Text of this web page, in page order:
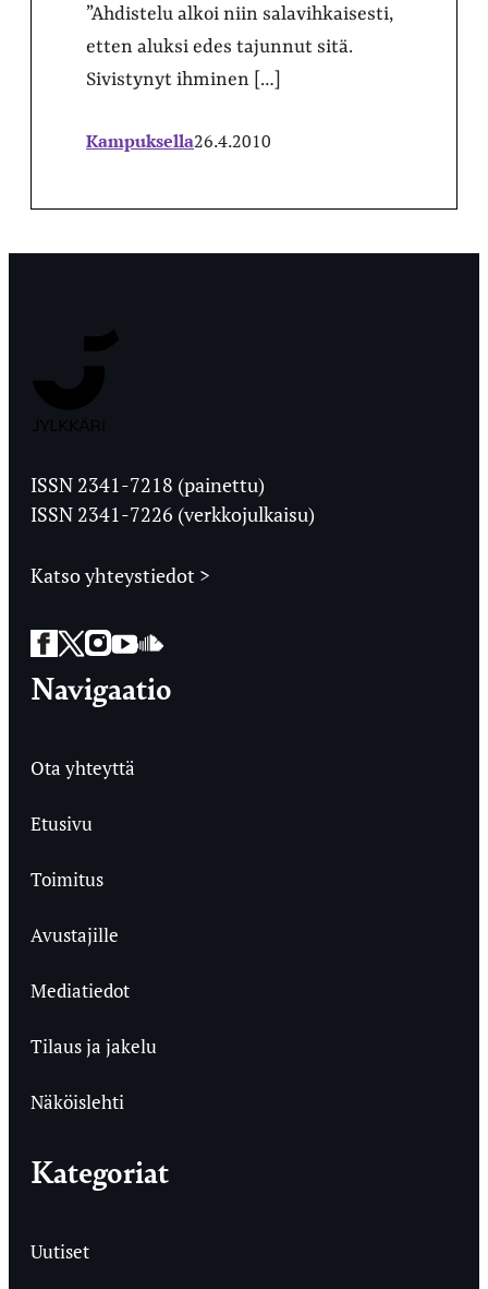
”Ahdistelu alkoi niin salavihkaisesti,
etten aluksi edes tajunnut sitä.
Sivistynyt ihminen […]
Kampuksella26.4.2010
Ylioppilaslehti
ISSN 2341-7218 (painettu)
ISSN 2341-7226 (verkkojulkaisu)
Katso yhteystiedot >
Facebook
Twitter
Instagram
YouTube
SoundCloud
Navigaatio
Ota yhteyttä
Etusivu
Toimitus
Avustajille
Mediatiedot
Tilaus ja jakelu
Näköislehti
Kategoriat
Uutiset